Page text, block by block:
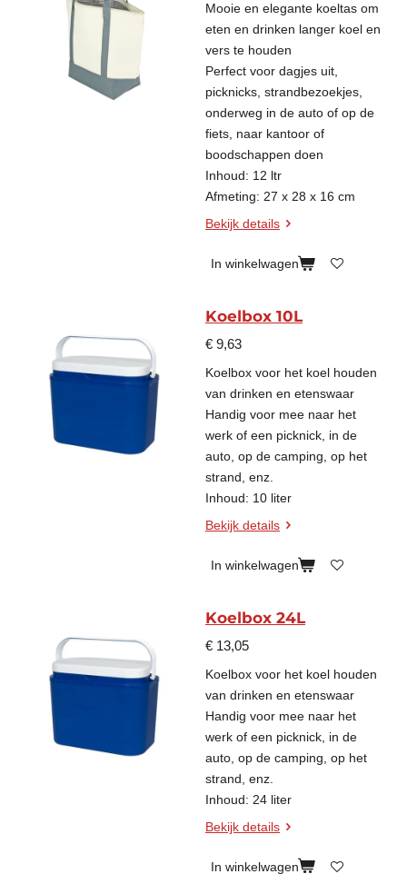
Mooie en elegante koeltas om
eten en drinken langer koel en
vers te houden
Perfect voor dagjes uit,
picknicks, strandbezoekjes,
onderweg in de auto of op de
fiets, naar kantoor of
boodschappen doen
Inhoud: 12 ltr
Afmeting: 27 x 28 x 16 cm
Bekijk details
In winkelwagen
Koelbox 10L
€ 9,63
Koelbox voor het koel houden
van drinken en etenswaar
Handig voor mee naar het
werk of een picknick, in de
auto, op de camping, op het
strand, enz.
Inhoud: 10 liter
Bekijk details
In winkelwagen
Koelbox 24L
€ 13,05
Koelbox voor het koel houden
van drinken en etenswaar
Handig voor mee naar het
werk of een picknick, in de
auto, op de camping, op het
strand, enz.
Inhoud: 24 liter
Bekijk details
In winkelwagen